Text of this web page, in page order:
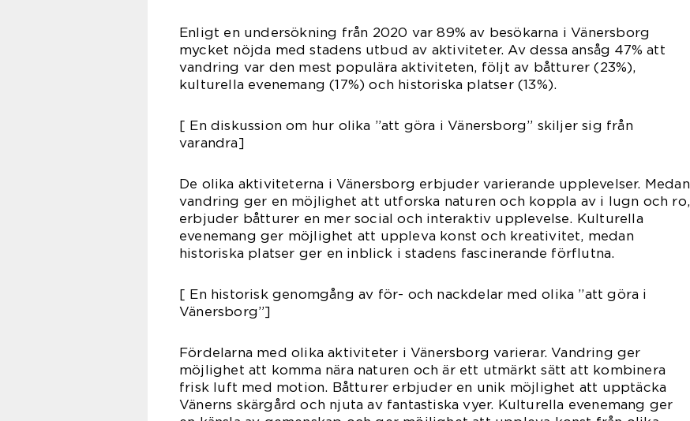
Enligt en undersökning från 2020 var 89% av besökarna i Vänersborg
mycket nöjda med stadens utbud av aktiviteter. Av dessa ansåg 47% att
vandring var den mest populära aktiviteten, följt av båtturer (23%),
kulturella evenemang (17%) och historiska platser (13%).
[ En diskussion om hur olika ”att göra i Vänersborg” skiljer sig från
varandra]
De olika aktiviteterna i Vänersborg erbjuder varierande upplevelser. Medan
vandring ger en möjlighet att utforska naturen och koppla av i lugn och ro,
erbjuder båtturer en mer social och interaktiv upplevelse. Kulturella
evenemang ger möjlighet att uppleva konst och kreativitet, medan
historiska platser ger en inblick i stadens fascinerande förflutna.
[ En historisk genomgång av för- och nackdelar med olika ”att göra i
Vänersborg”]
Fördelarna med olika aktiviteter i Vänersborg varierar. Vandring ger
möjlighet att komma nära naturen och är ett utmärkt sätt att kombinera
frisk luft med motion. Båtturer erbjuder en unik möjlighet att upptäcka
Vänerns skärgård och njuta av fantastiska vyer. Kulturella evenemang ger